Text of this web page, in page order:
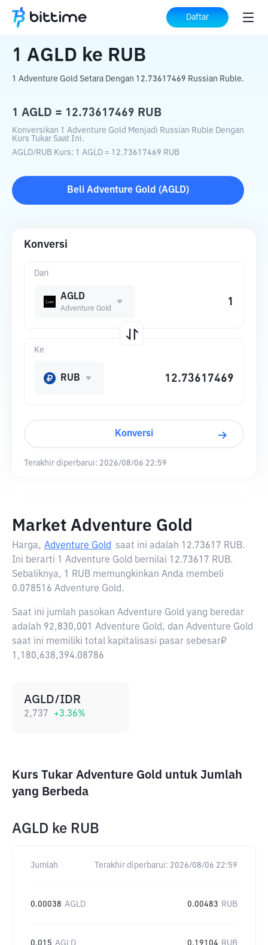
Daftar
Beranda Konverter Kripto RUB
1 AGLD ke RUB
1 Adventure Gold Setara Dengan 12.73617469 Russian Ruble.
1 AGLD = 12.73617469 RUB
Konversikan 1 Adventure Gold Menjadi Russian Ruble Dengan
Kurs Tukar Saat Ini.
AGLD/RUB Kurs: 1 AGLD = 12.73617469 RUB
Beli Adventure Gold (AGLD)
Konversi
Dari
AGLD
Adventure Gold
Ke
RUB
Konversi
Terakhir diperbarui: 2026/08/06 22:59
Market Adventure Gold
Harga, Adventure Gold saat ini adalah 12.73617 RUB.
Ini berarti 1 Adventure Gold bernilai 12.73617 RUB.
Sebaliknya, 1 RUB memungkinkan Anda membeli
0.078516 Adventure Gold.
Saat ini jumlah pasokan Adventure Gold yang beredar
adalah 92,830,001 Adventure Gold, dan Adventure Gold
saat ini memiliki total kapitalisasi pasar sebesar₽
1,180,638,394.08786
AGLD/IDR
2,737 +3.36%
Kurs Tukar Adventure Gold untuk Jumlah
yang Berbeda
AGLD ke RUB
Jumlah Terakhir diperbarui: 2026/08/06 22:59
0.00038 AGLD 0.00483 RUB
0.015 AGLD 0.19104 RUB